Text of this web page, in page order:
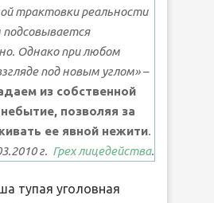
трактовки реальности
Однако при любом
подновым углом» –
из собственной
позволяя за
ее явной нежити.
г. Грех лицедейства.
тупая уголовная